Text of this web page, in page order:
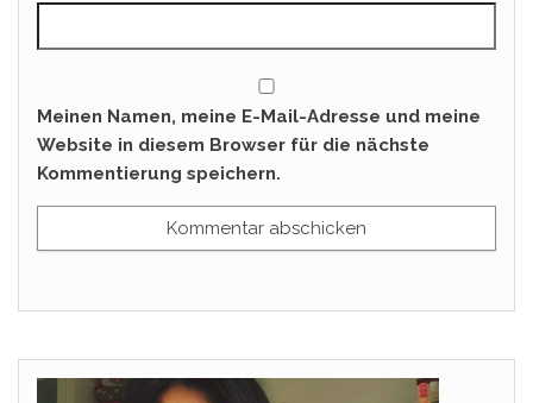
Meinen Namen, meine E-Mail-Adresse und meine
Website in diesem Browser für die nächste
Kommentierung speichern.